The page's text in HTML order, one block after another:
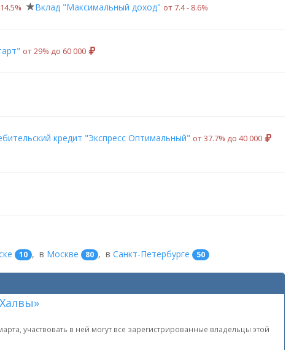
Вклад "Максимальный доход" от 7.4 ‑ 8.6%
от 29% до 60 000
кредит "Экспресс Оптимальный" от 37.7% до 40 000
10 , в Москве 80 , в Санкт-Петербурге 50
участвовать в ней могут все зарегистрированные владельцы этой